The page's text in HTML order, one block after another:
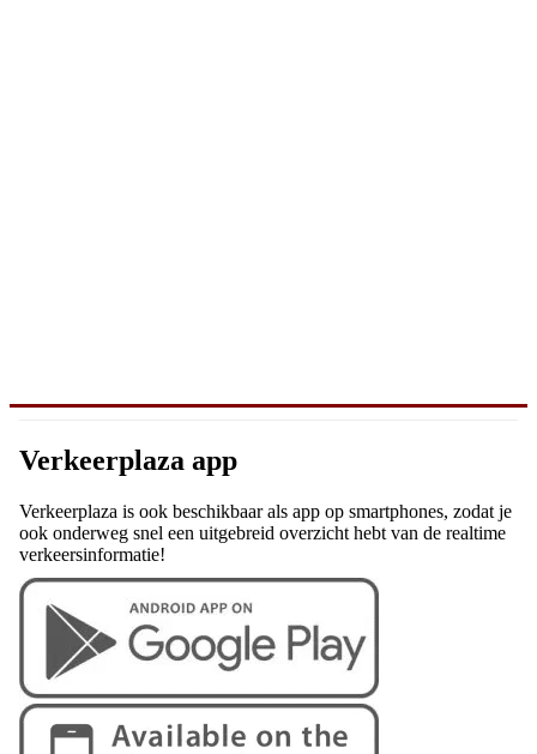
Verkeerplaza app
Verkeerplaza is ook beschikbaar als app op smartphones, zodat je
ook onderweg snel een uitgebreid overzicht hebt van de realtime
verkeersinformatie!